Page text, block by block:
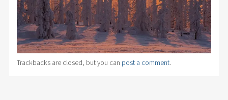
Trackbacks are closed, but you can post a comment.